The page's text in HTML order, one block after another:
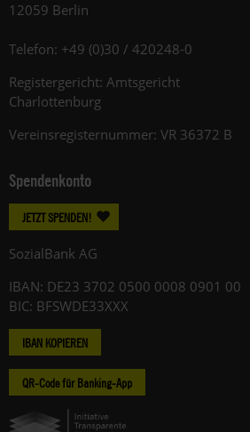
12059 Berlin
Telefon: +49 (0)30 / 420248-0
Registergericht: Amtsgericht
Charlottenburg
Vereinsregisternummer: VR 36372 B
Spendenkonto
JETZT SPENDEN!
SozialBank AG
IBAN: DE23 3702 0500 0008 0901 00
BIC: BFSWDE33XXX
IBAN KOPIEREN
QR-Code für Banking-App